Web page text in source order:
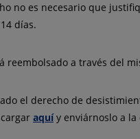
no es necesario que
días.
reembolsado a través del
el derecho de
aquíy enviárnoslo a la